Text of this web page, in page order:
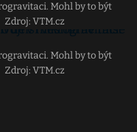
Mohl by to být
Zdroj: VTM.cz
Mohl by to být
Zdroj: VTM.cz